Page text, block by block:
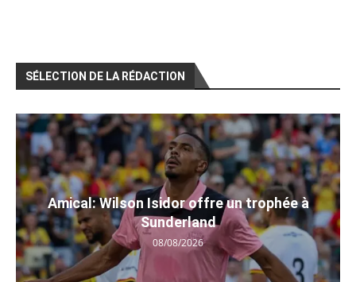
SÉLECTION DE LA RÉDACTION
Amical: Wilson Isidor offre un trophée à
Sunderland
08/08/2026